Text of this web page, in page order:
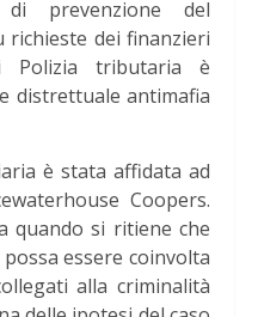
prevenzione del
dei finanzieri
Polizia tributaria è
distrettuale antimafia
è stata affidata ad
Coopers.
quando si ritiene che
essere coinvolta
alla criminalità